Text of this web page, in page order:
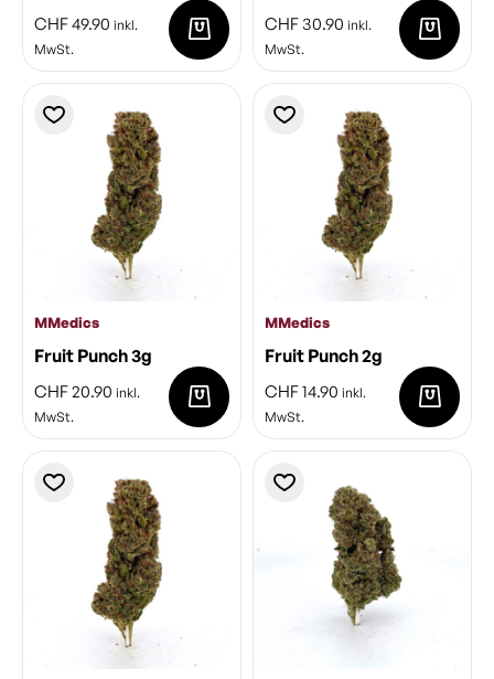
CHF49.90 inkl.
MwSt.
CHF 30.90 inkl.
MwSt.
MMedics
Fruit Punch 3g
CHF20.90 inkl.
MwSt.
MMedics
Fruit Punch 2g
CHF14.90 inkl.
MwSt.